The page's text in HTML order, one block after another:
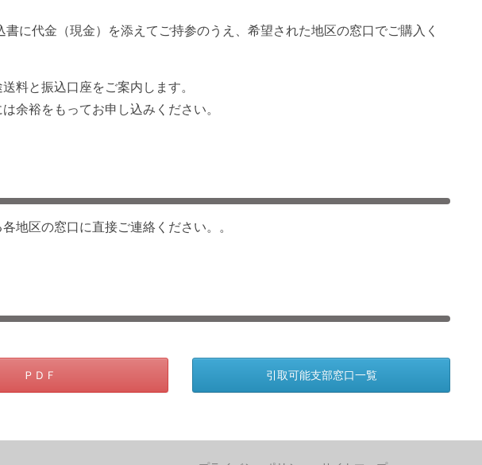
に代金（現金）を添えてご持参のうえ、希望された地区の窓口でご購入く
料と振込口座をご案内します。
余裕をもってお申し込みください。
地区の窓口に直接ご連絡ください。。
ＰＤＦ 引取可能支部窓口一覧